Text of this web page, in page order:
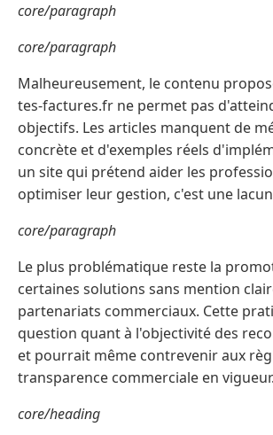
core/paragraph
core/paragraph
Malheureusement, le contenu
tes-factures.fr ne permet pas
objectifs. Les articles manquent de
concrète et d'exemples réels
un site qui prétend aider les
optimiser leur gestion, c'est une
core/paragraph
Le plus problématique reste la
certaines solutions sans mention
partenariats commerciaux. Cette
question quant à l'objectivité des
et pourrait même contrevenir aux
transparence commerciale en
core/heading